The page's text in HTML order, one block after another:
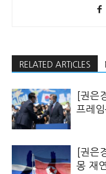
RELATED ARTICLES
[권은
프레
[권은
몽 재